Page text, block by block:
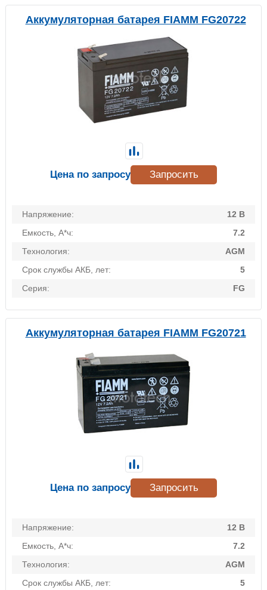
Аккумуляторная батарея FIAMM FG20722
Напряжение:
12 В
Емкость, А*ч:
7.2
Технология:
AGM
Срок службы АКБ, лет:
5
Серия:
FG
Цена по запросу Запросить
Аккумуляторная батарея FIAMM FG20721
Напряжение:
12 В
Емкость, А*ч:
7.2
Технология:
AGM
Срок службы АКБ, лет:
5
Цена по запросу Запросить